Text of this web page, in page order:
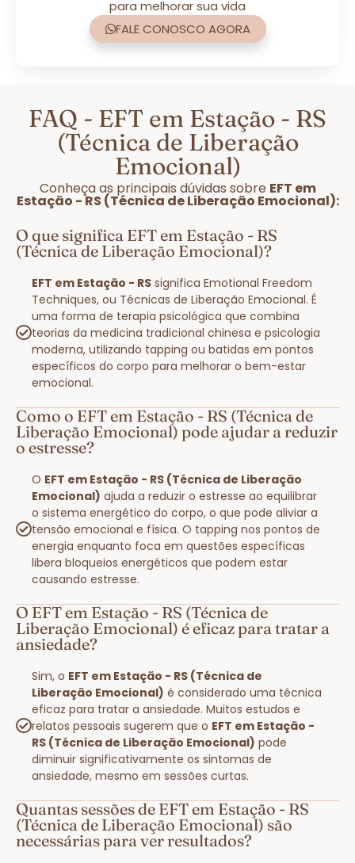
para melhorar sua vida
FALE CONOSCO AGORA
FAQ - EFT em Estação - RS
(Técnica de Liberação
Emocional)
Conheça as principais dúvidas sobre EFT em
Estação - RS (Técnica de Liberação Emocional):
O que significa EFT em Estação - RS
(Técnica de Liberação Emocional)?
EFT em Estação - RS significa Emotional Freedom
Techniques, ou Técnicas de Liberação Emocional. É
uma forma de terapia psicológica que combina
teorias da medicina tradicional chinesa e psicologia
moderna, utilizando tapping ou batidas em pontos
específicos do corpo para melhorar o bem-estar
emocional.
Como o EFT em Estação - RS (Técnica de
Liberação Emocional) pode ajudar a reduzir
o estresse?
O EFT em Estação - RS (Técnica de Liberação
Emocional) ajuda a reduzir o estresse ao equilibrar
o sistema energético do corpo, o que pode aliviar a
tensão emocional e física. O tapping nos pontos de
energia enquanto foca em questões específicas
libera bloqueios energéticos que podem estar
causando estresse.
O EFT em Estação - RS (Técnica de
Liberação Emocional) é eficaz para tratar a
ansiedade?
Sim, o EFT em Estação - RS (Técnica de
Liberação Emocional) é considerado uma técnica
eficaz para tratar a ansiedade. Muitos estudos e
relatos pessoais sugerem que o EFT em Estação -
RS (Técnica de Liberação Emocional) pode
diminuir significativamente os sintomas de
ansiedade, mesmo em sessões curtas.
Quantas sessões de EFT em Estação - RS
(Técnica de Liberação Emocional) são
necessárias para ver resultados?